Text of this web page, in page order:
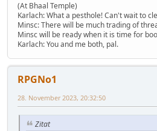
(At Bhaal Temple)
Karlach: What a pesthole! Can't wait to
Minsc: There will be much trading of
Minsc will be ready when it is time for
Karlach: You and me both, pal.
RPGNo1
28. November 2023, 20:32:50
Zitat